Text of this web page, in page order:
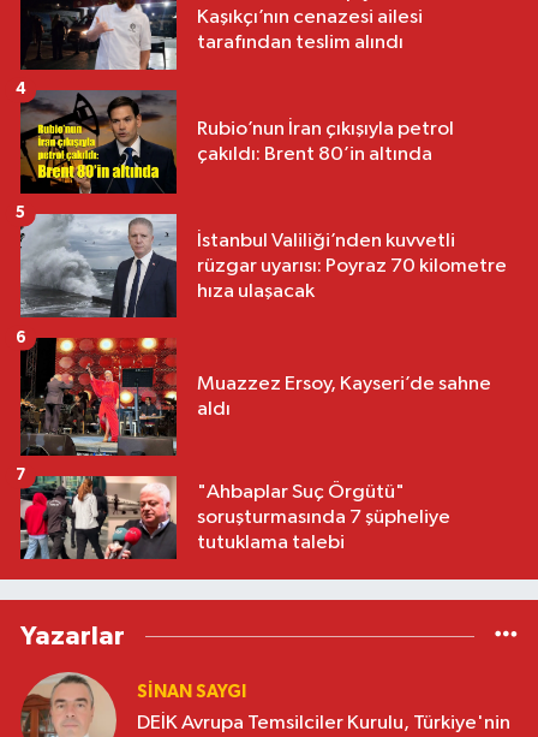
Kaşıkçı’nın cenazesi ailesi
tarafından teslim alındı
Rubio’nun İran çıkışıyla petrol
çakıldı: Brent 80’in altında
4
İstanbul Valiliği’nden kuvvetli
rüzgar uyarısı: Poyraz 70 kilometre
hıza ulaşacak
5
Muazzez Ersoy, Kayseri’de sahne
aldı
6
"Ahbaplar Suç Örgütü"
soruşturmasında 7 şüpheliye
tutuklama talebi
7
Yazarlar
SINAN SAYGI
DEİK Avrupa Temsilciler Kurulu, Türkiye'nin